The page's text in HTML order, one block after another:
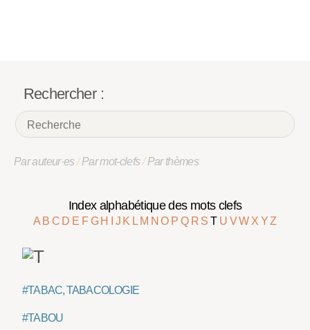
Rechercher :
Par auteur·es/Par mot-clefs/Par thèmes
Index alphabétique des mots clefs
A B C D E F G H J K L M NO P Q R ST U VW X YZ
#TABAC, TABACOLOGIE
#TABOU